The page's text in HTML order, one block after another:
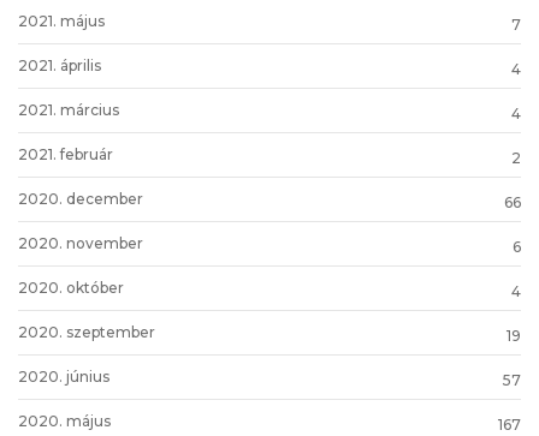
2021. május 7
2021. április 4
2021. március 4
2021. február 2
2020. december 66
2020. november 6
2020. október 4
2020. szeptember 19
2020. június 57
2020. május 167